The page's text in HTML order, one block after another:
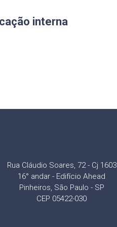
interna
Rua Cláudio Soares, 72 - Cj 1603
16° andar - Edifício Ahead
Pinheiros, São Paulo - SP
CEP 05422-030